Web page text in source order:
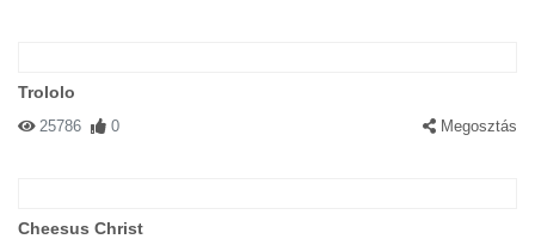
Trololo
25786 0 Megosztás
Cheesus Christ